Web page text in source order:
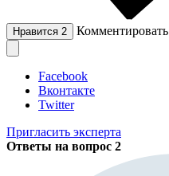
Нравится 2 Комментировать
Facebook
Вконтакте
Twitter
Пригласить эксперта
Ответы на вопрос 2